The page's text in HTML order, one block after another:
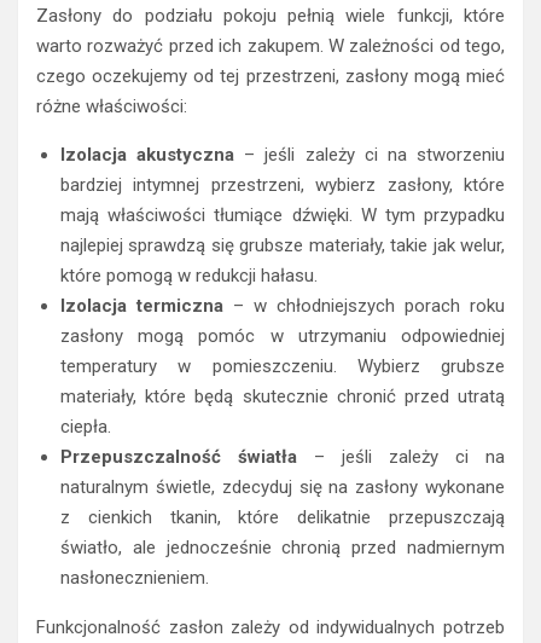
Zasłony do podziału pokoju pełnią wiele funkcji, które
warto rozważyć przed ich zakupem. W zależności od tego,
czego oczekujemy od tej przestrzeni, zasłony mogą mieć
różne właściwości:
Izolacja akustyczna – jeśli zależy ci na stworzeniu
bardziej intymnej przestrzeni, wybierz zasłony, które
mają właściwości tłumiące dźwięki. W tym przypadku
najlepiej sprawdzą się grubsze materiały, takie jak welur,
które pomogą w redukcji hałasu.
Izolacja termiczna – w chłodniejszych porach roku
zasłony mogą pomóc w utrzymaniu odpowiedniej
temperatury w pomieszczeniu. Wybierz grubsze
materiały, które będą skutecznie chronić przed utratą
ciepła.
Przepuszczalność światła – jeśli zależy ci na
naturalnym świetle, zdecyduj się na zasłony wykonane
z cienkich tkanin, które delikatnie przepuszczają
światło, ale jednocześnie chronią przed nadmiernym
nasłonecznieniem.
Funkcjonalność zasłon zależy od indywidualnych potrzeb